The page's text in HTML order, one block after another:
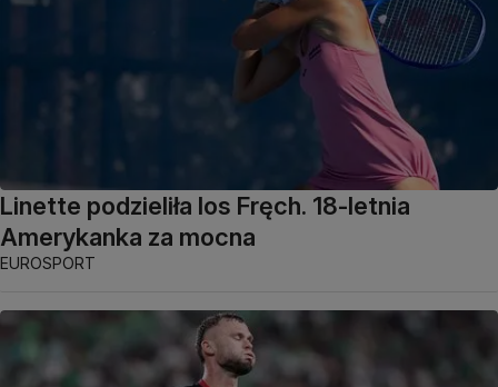
Linette podzieliła los Fręch. 18-letnia
Amerykanka za mocna
EUROSPORT